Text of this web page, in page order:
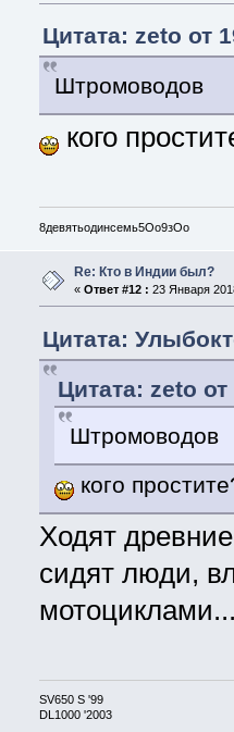
Цитата: zeto от
Штромоводов
кого
8девятьодинсемь5Oo9зОо
Re: Кто в Индии был?
« Ответ #12 : 23 Января
Цитата:
Цитата: zeto
Штромоводов
кого
Ходят
сидят люди,
SV650 S '99
DL1000 '2003